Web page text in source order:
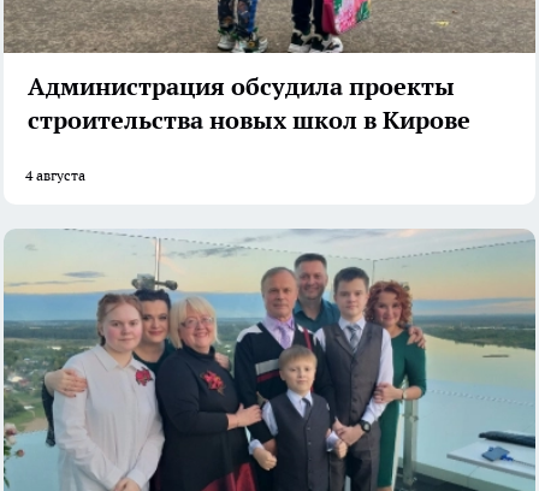
Администрация обсудила проекты
строительства новых школ в Кирове
4 августа